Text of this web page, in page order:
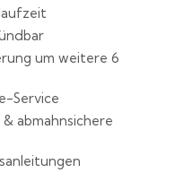
um weitere 6
Service
abmahnsichere